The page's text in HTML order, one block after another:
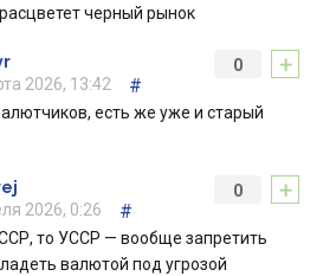
черный рынок
+
0
2026, 13:42
#
есть же уже и старый
+
0
2026, 0:26
#
то УССР — вообще запретить
валютой под угрозой